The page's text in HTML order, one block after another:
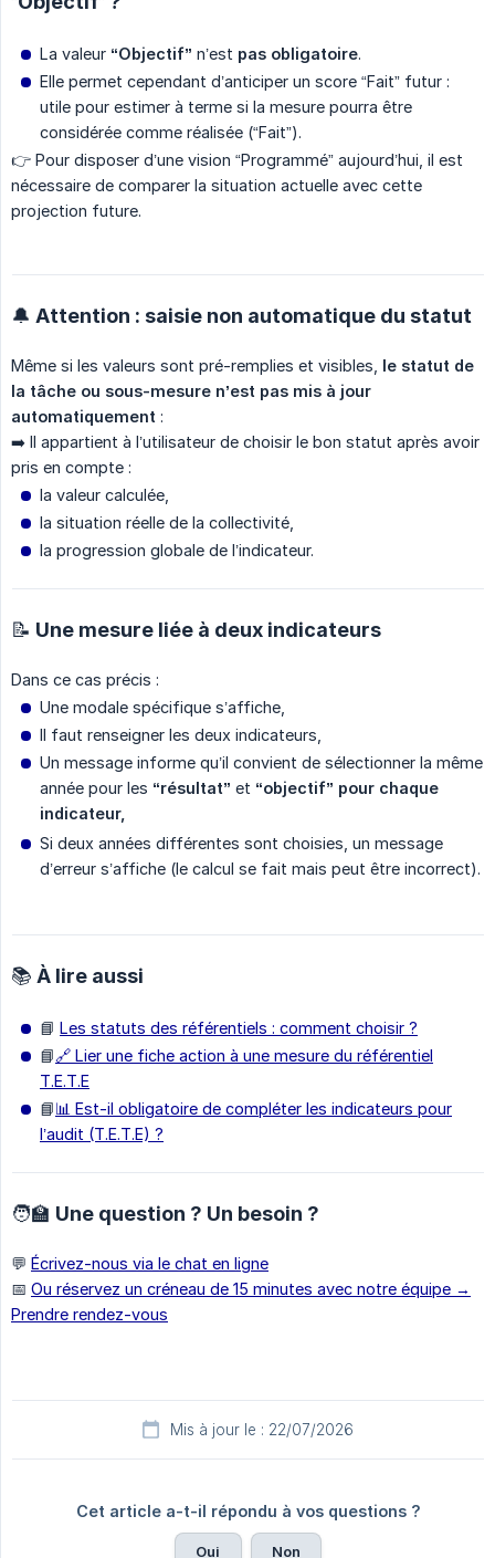
La valeur “Objectif” n’est pas obligatoire.
Elle permet cependant d’anticiper un score “Fait” futur :
utile pour estimer à terme si la mesure pourra être
considérée comme réalisée (“Fait”).
👉 Pour disposer d’une vision “Programmé” aujourd’hui, il est
nécessaire de comparer la situation actuelle avec cette
projection future.
🔔 Attention : saisie non automatique du statut
Même si les valeurs sont pré-remplies et visibles, le statut de
la tâche ou sous-mesure n’est pas mis à jour
automatiquement :
➡️ Il appartient à l’utilisateur de choisir le bon statut après avoir
pris en compte :
la valeur calculée,
la situation réelle de la collectivité,
la progression globale de l’indicateur.
📝 Une mesure liée à deux indicateurs
Dans ce cas précis :
Une modale spécifique s’affiche,
Il faut renseigner les deux indicateurs,
Un message informe qu’il convient de sélectionner la même
année pour les “résultat” et “objectif” pour chaque
indicateur,
Si deux années différentes sont choisies, un message
d’erreur s’affiche (le calcul se fait mais peut être incorrect).
📚 À lire aussi
📘 Les statuts des référentiels : comment choisir ?
📘🔗 Lier une fiche action à une mesure du référentiel
T.E.T.E
📘📊 Est-il obligatoire de compléter les indicateurs pour
l’audit (T.E.T.E) ?
🧑‍🏫 Une question ? Un besoin ?
💬 Écrivez-nous via le chat en ligne
📅 Ou réservez un créneau de 15 minutes avec notre équipe →
Prendre rendez-vous
Mis à jour le : 22/07/2026
Cet article a-t-il répondu à vos questions ?
Oui Non